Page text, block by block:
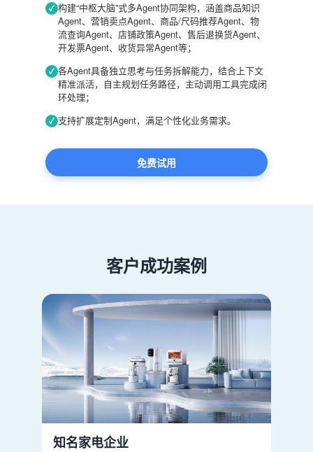
✓ 构建“中枢大脑”式多Agent协同架构，涵盖商品知识
Agent、营销卖点Agent、商品/尺码推荐Agent、物
流查询Agent、店铺政策Agent、售后退换货Agent、
开发票Agent、收货异常Agent等；
✓ 各Agent具备独立思考与任务拆解能力，结合上下文
精准派活，自主规划任务路径，主动调用工具完成闭
环处理；
✓ 支持扩展定制Agent，满足个性化业务需求。
免费试用
客户成功案例
知名家电企业